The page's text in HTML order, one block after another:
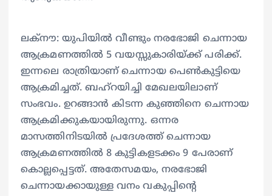
ലക്നൗ: യുപിയിൽ വീണ്ടും നരഭോജി ചെന്നായ
ആക്രമണത്തിൽ 5 വയസ്സുകാരിയ്ക്ക് പരിക്ക്.
ഇന്നലെ രാത്രിയാണ് ചെന്നായ പെൺകുട്ടിയെ
ആക്രമിച്ചത്. ബഹ്റയിച്ചി മേഖലയിലാണ്
സംഭവം. ഉറങ്ങാൻ കിടന്ന കുഞ്ഞിനെ ചെന്നായ
ആക്രമിക്കുകയായിരുന്നു. ഒന്നര
മാസത്തിനിടയിൽ പ്രദേശത്ത് ചെന്നായ
ആക്രമണത്തിൽ 8 കുട്ടികളടക്കം 9 പേരാണ്
കൊല്ലപ്പെട്ടത്. അതേസമയം, നരഭോജി
ചെന്നായക്കായുള്ള വനം വകുപ്പിന്റെ